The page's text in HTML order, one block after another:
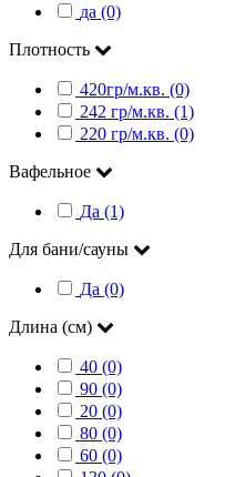
да (0)
Плотность
420гр/м.кв. (0)
242 гр/м.кв. (1)
220 гр/м.кв. (0)
Вафельное
Да (1)
Для бани/сауны
Да (0)
Длина (см)
40 (0)
90 (0)
20 (0)
80 (0)
60 (0)